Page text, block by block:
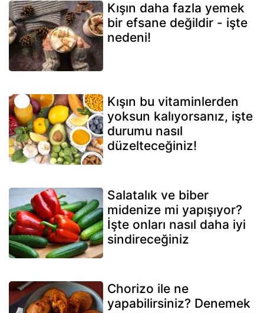
Kışın daha fazla yemek
bir efsane değildir - işte
nedeni!
Kışın bu vitaminlerden
yoksun kalıyorsanız, işte
durumu nasıl
düzelteceğiniz!
Salatalık ve biber
midenize mi yapışıyor?
İşte onları nasıl daha iyi
sindireceğiniz
Chorizo ile ne
yapabilirsiniz? Denemek